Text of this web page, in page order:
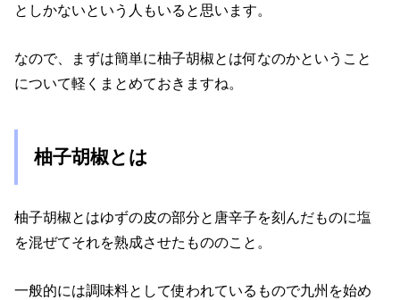
としかないという人もいると思います。
なので、まずは簡単に柚子胡椒とは何なのかということ
について軽くまとめておきますね。
柚子胡椒とは
柚子胡椒とはゆずの皮の部分と唐辛子を刻んだものに塩
を混ぜてそれを熟成させたもののこと。
一般的には調味料として使われているもので九州を始め